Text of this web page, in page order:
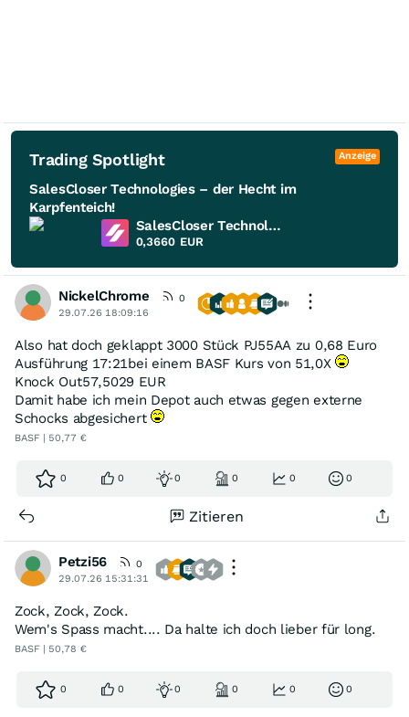
Trading Spotlight Anzeige
SalesCloser Technologies – der Hecht im
Karpfenteich!
SalesCloser Technologies
0,3660 EUR
NickelChrome
0
29.07.26 18:09:16
Also hat doch geklappt 3000 Stück PJ55AA zu 0,68 Euro
Ausführung 17:21bei einem BASF Kurs von 51,0X
Knock Out57,5029 EUR
Damit habe ich mein Depot auch etwas gegen externe
Schocks abgesichert
BASF | 50,77 €
0 0 0 0 0 0
Zitieren
Petzi56
0
29.07.26 15:31:31
Zock, Zock, Zock.
Wem's Spass macht.... Da halte ich doch lieber für long.
BASF | 50,78 €
0 0 0 0 0 0